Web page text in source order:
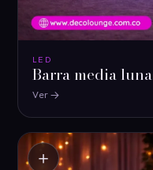
LED
Barra media luna
Ver
＋